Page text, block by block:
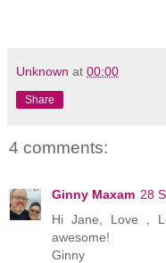
Unknown at 00:00
Share
4 comments:
Ginny Maxam 28
Hi Jane, Love ,
awesome!
Ginny